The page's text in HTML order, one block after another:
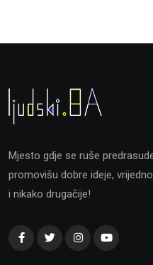
Mjesto gdje se ruše
promovišu dobre ideje,
i nikako drugačije!